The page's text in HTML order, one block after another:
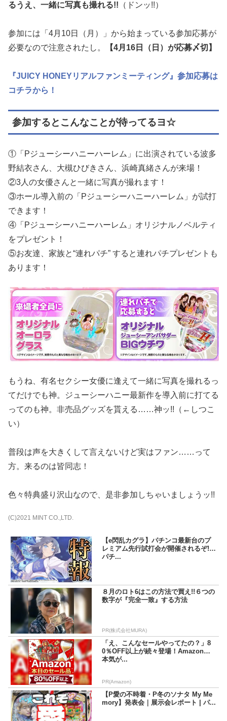
るうえ、一緒に写真も撮れる!! （ドンッ!!）
参加には「4月10日（月）」から始まっている参加応募が
必要なので注意されたし。
【4月16日（日）が応募〆切】
『JUICY HONEYリアルファンミーティング』参加応募は
コチラから！
参加するとこんなことが待ってるヨ☆
①「Pジューシーハニーハーレム」に出演されている波多
野結衣さん、大槻ひびきさん、浜崎真緒さんが来場！
②3人の女優さんと一緒に写真が撮れます！
③ホール導入前の「Pジューシーハニーハーレム」が試打
できます！
④「Pジューシーハニーハーレム」オリジナルノベルティ
をプレゼント！
⑤お友達、家族と“連れパチ” すると連れパチプレゼントも
あります！
もうね、有名セクシー女優に逢えて一緒に写真を撮れるっ
てだけでも神。ジューシーハニー最新作を導入前に打てる
ってのも神。非売品グッズを貰える……神ッ!!（←しつこ
い）
普段は声を大きくして言えないけど実はファン……って
方。来るのは皆同志！
色々特典盛り沢山なので、是非参加しちゃいましょうッ!!
(C)2021 MINT CO.,LTD.
【e閃乱カグラ】パチンコ最新台のプ
レミアム先行試打会が開催されるぞ!! |
パチ...
８月のロト6はこの方法で買え!!６つの
数字が『完全一致』する方法
PR(株式会社MURA)
「え、こんなセールやってたの？」8
0％OFF以上が続々登場！Amazonの
本気が...
PR(Amazon)
【P愛の不時着・P冬のソナタ My Me
mory】発表会｜展示会レポート | パ...